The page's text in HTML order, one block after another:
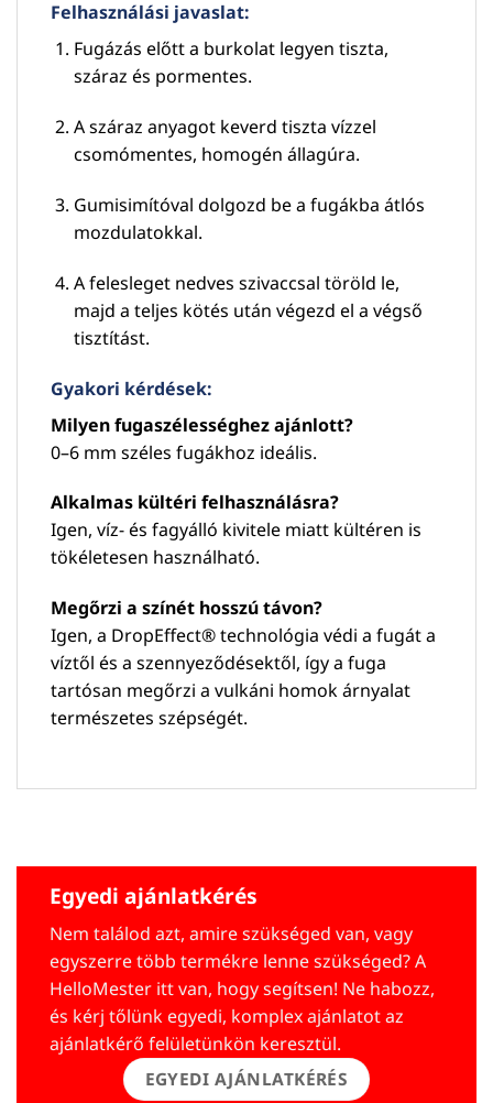
Felhasználási javaslat:
Fugázás előtt a burkolat legyen tiszta,
száraz és pormentes.
A száraz anyagot keverd tiszta vízzel
csomómentes, homogén állagúra.
Gumisimítóval dolgozd be a fugákba átlós
mozdulatokkal.
A felesleget nedves szivaccsal töröld le,
majd a teljes kötés után végezd el a végső
tisztítást.
Gyakori kérdések:
Milyen fugaszélességhez ajánlott?
0–6 mm széles fugákhoz ideális.
Alkalmas kültéri felhasználásra?
Igen, víz- és fagyálló kivitele miatt kültéren is
tökéletesen használható.
Megőrzi a színét hosszú távon?
Igen, a DropEffect® technológia védi a fugát a
víztől és a szennyeződésektől, így a fuga
tartósan megőrzi a vulkáni homok árnyalat
természetes szépségét.
Egyedi ajánlatkérés
Nem találod azt, amire szükséged van, vagy
egyszerre több termékre lenne szükséged? A
HelloMester itt van, hogy segítsen! Ne habozz,
és kérj tőlünk egyedi, komplex ajánlatot az
ajánlatkérő felületünkön keresztül.
EGYEDI AJÁNLATKÉRÉS